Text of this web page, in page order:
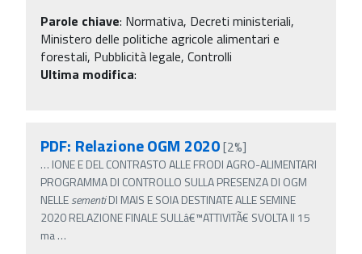
Parole chiave: Normativa, Decreti ministeriali,
Ministero delle politiche agricole alimentari e
forestali, Pubblicità legale, Controlli
Ultima modifica:
PDF: Relazione OGM 2020[2%]
… IONE E DEL CONTRASTO ALLE FRODI AGRO-ALIMENTARI
PROGRAMMA DI CONTROLLO SULLA PRESENZA DI OGM
NELLEsementiDI MAIS E SOIA DESTINATE ALLE SEMINE
2020 RELAZIONE FINALE SULLâ€™ATTIVITÃ€ SVOLTA Il 15
ma…